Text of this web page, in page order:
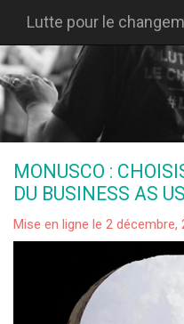
Lutte pour le
MONUSCO :
DU BUSINESS AS
Mise en ligne le 2 décembre,